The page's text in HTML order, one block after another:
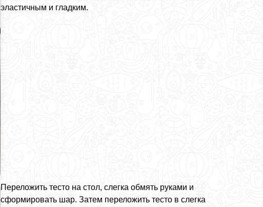
эластичным и гладким.
Переложить тесто на стол, слегка обмять руками и
сформировать шар. Затем переложить тесто в слегка